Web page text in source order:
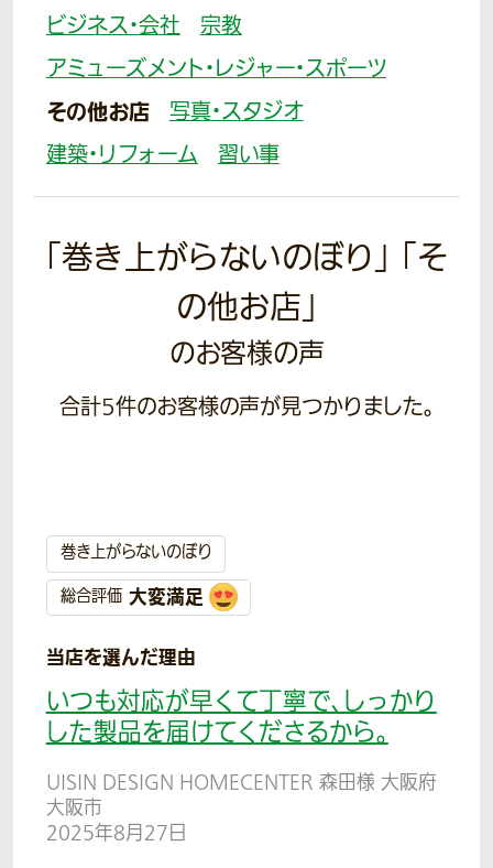
ビジネス・会社
宗教
アミューズメント・レジャー・スポーツ
その他お店
写真・スタジオ
建築・リフォーム
習い事
「巻き上がらないのぼり」 「そ
の他お店」
のお客様の声
合計5件のお客様の声が見つかりました。
巻き上がらないのぼり
総合評価 大変満足
当店を選んだ理由
いつも対応が早くて丁寧で、しっかり
した製品を届けてくださるから。
UISIN DESIGN HOMECENTER 森田様 大阪府
大阪市
2025年8月27日